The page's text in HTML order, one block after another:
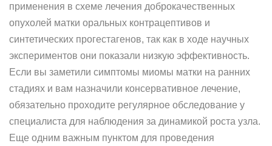
применения в схеме лечения доброкачественных
опухолей матки оральных контрацептивов и
синтетических прогестагенов, так как в ходе научных
экспериментов они показали низкую эффективность.
Если вы заметили симптомы миомы матки на ранних
стадиях и вам назначили консервативное лечение,
обязательно проходите регулярное обследование у
специалиста для наблюдения за динамикой роста узла.
Еще одним важным пунктом для проведения